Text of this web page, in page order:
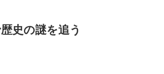
史の謎を追う